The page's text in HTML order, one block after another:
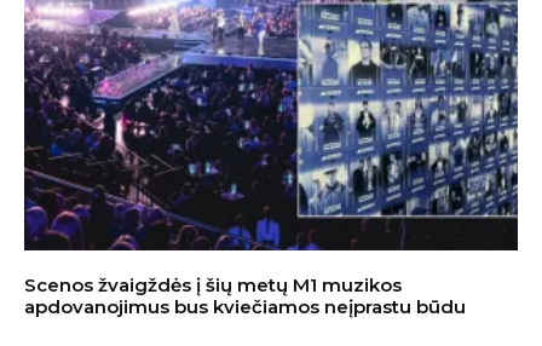
Scenos žvaigždės į šių metų M1 muzikos
apdovanojimus bus kviečiamos neįprastu būdu